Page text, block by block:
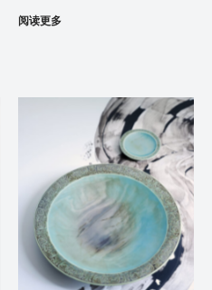
阅读更多